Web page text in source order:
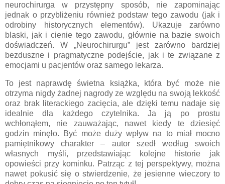
neurochirurga w przystępny sposób, nie zapominając
jednak o przybliżeniu również podstaw tego zawodu (jak i
odrobiny historycznych elementów). Ukazuje zarówno
blaski, jak i cienie tego zawodu, głównie na bazie swoich
doświadczeń. W „Neurochirurgu” jest zarówno bardziej
bezduszne i pragmatyczne podejście, jak i te związane z
emocjami u pacjentów oraz samego lekarza.
To jest naprawdę świetna książka, która być może nie
otrzyma nigdy żadnej nagrody ze względu na swoją lekkość
oraz brak literackiego zacięcia, ale dzięki temu nadaje się
idealnie dla każdego czytelnika. Ja ją po prostu
wchłonąłem, nie zauważając, nawet kiedy te dziesięć
godzin minęło. Być może duży wpływ na to miał mocno
pamiętnikowy charakter – autor szedł według swoich
własnych myśli, przedstawiając kolejne historie jak
opowieści przy kominku. Patrząc z tej perspektywy, można
nawet pokusić się o stwierdzenie, że jesienne wieczory to